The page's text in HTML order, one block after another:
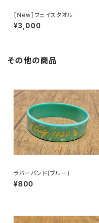
［New］フェイスタオル
¥3,000
その他の商品
ラバーバンド(ブルー)
¥800